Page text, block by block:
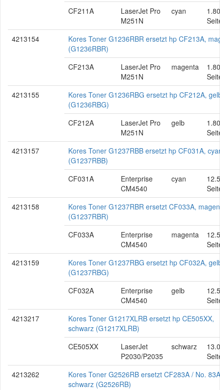
CF211A
LaserJet Pro
M251N
cyan
4213154
Kores Toner G1236RBR ersetzt hp CF213A,
(G1236RBR)
CF213A
LaserJet Pro
M251N
magenta
4213155
Kores Toner G1236RBG ersetzt hp CF212A,
(G1236RBG)
CF212A
LaserJet Pro
M251N
gelb
4213157
Kores Toner G1237RBB ersetzt hp CF031A,
(G1237RBB)
CF031A
Enterprise
CM4540
cyan
4213158
Kores Toner G1237RBR ersetzt CF033A,
(G1237RBR)
CF033A
Enterprise
CM4540
magenta
4213159
Kores Toner G1237RBG ersetzt hp CF032A,
(G1237RBG)
CF032A
Enterprise
CM4540
gelb
4213217
Kores Toner G1217XLRB ersetzt hp CE505XX,
schwarz (G1217XLRB)
CE505XX
LaserJet
P2030/P2035
schwarz
4213262
Kores Toner G2526RB ersetzt CF283A / No.
schwarz (G2526RB)